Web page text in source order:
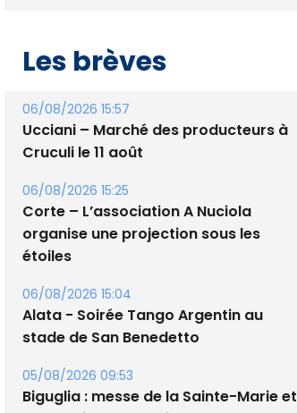
Les brèves
06/08/2026 15:57
Ucciani – Marché des producteurs à
Cruculi le 11 août
06/08/2026 15:25
Corte – L’association A Nuciola
organise une projection sous les
étoiles
06/08/2026 15:04
Alata - Soirée Tango Argentin au
stade de San Benedetto
05/08/2026 09:53
Biguglia : messe de la Sainte-Marie et